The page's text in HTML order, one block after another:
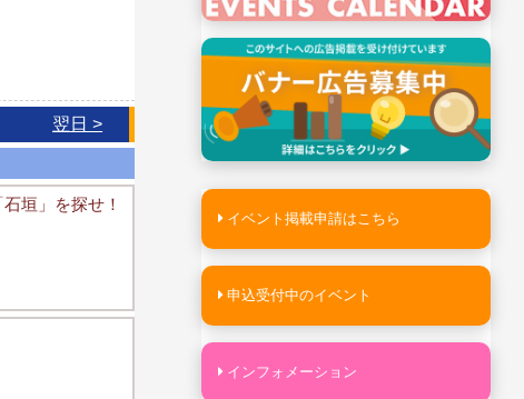
翌日 >
垣」を探せ！
イベント掲載申請はこちら
申込受付中のイベント
インフォメーション